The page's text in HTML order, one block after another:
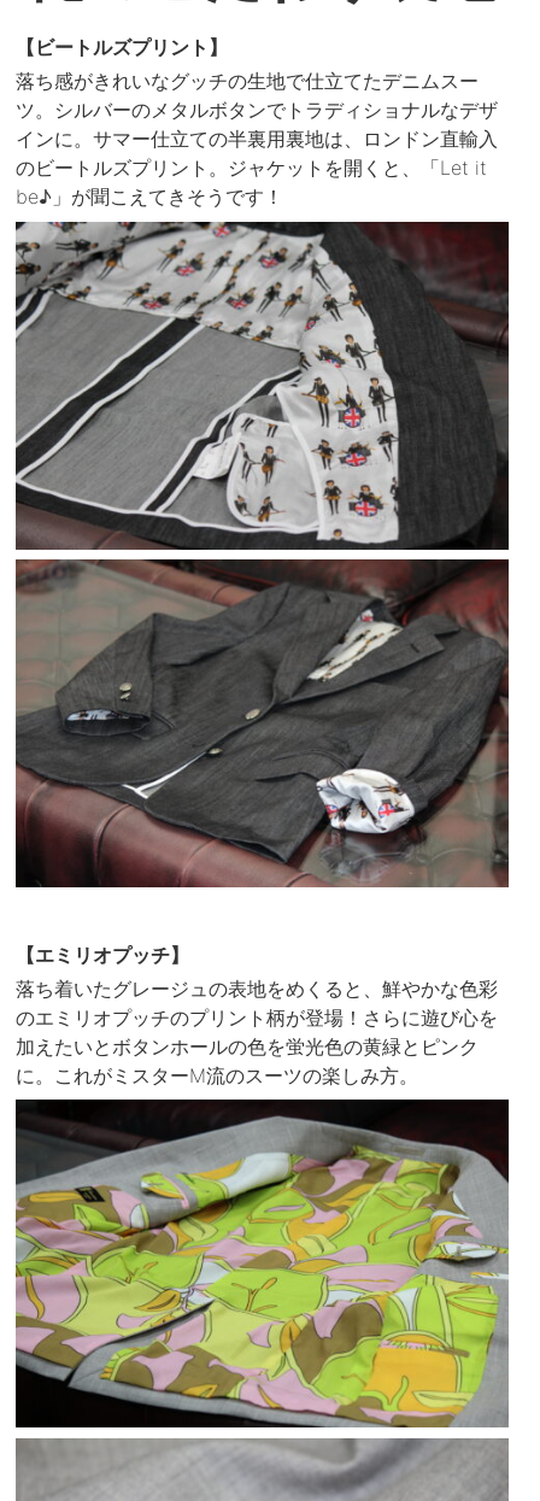
【ビートルズプリント】
落ち感がきれいなグッチの生地で仕立てたデニムスー
ツ。シルバーのメタルボタンでトラディショナルなデザ
インに。サマー仕立ての半裏用裏地は、ロンドン直輸入
のビートルズプリント。ジャケットを開くと、「Let it
be♪」が聞こえてきそうです！
【エミリオプッチ】
落ち着いたグレージュの表地をめくると、鮮やかな色彩
のエミリオプッチのプリント柄が登場！さらに遊び心を
加えたいとボタンホールの色を蛍光色の黄緑とピンク
に。これがミスターM流のスーツの楽しみ方。